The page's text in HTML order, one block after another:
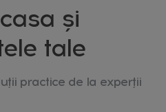
și
tale
practice de la experții